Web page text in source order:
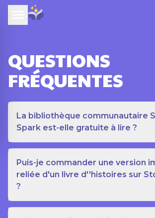
QUESTIONS
FRÉQUENTES
La bibliothèque communautaire
Spark est-elle gratuite à lire ?
Puis-je commander une version
reliée d'un livre d''histoires sur
?